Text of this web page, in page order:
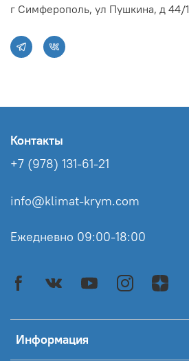
г Симферополь, ул Пушкина, д 44/1
Информация
Контакты
+7 (978) 131-61-21
info@klimat-krym.com
Ежедневно 09:00-18:00